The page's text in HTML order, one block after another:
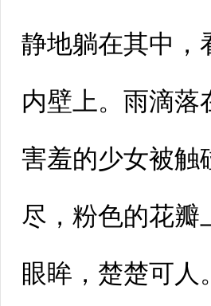
静地躺在其中，
内壁上。雨滴落
害羞的少女被触
尽，粉色的花瓣
眼眸，楚楚可人。